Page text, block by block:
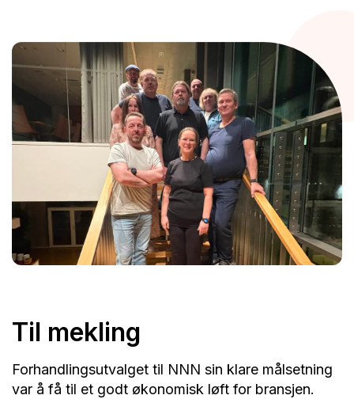
Til mekling
Forhandlingsutvalget til NNN sin klare målsetning
var å få til et godt økonomisk løft for bransjen.